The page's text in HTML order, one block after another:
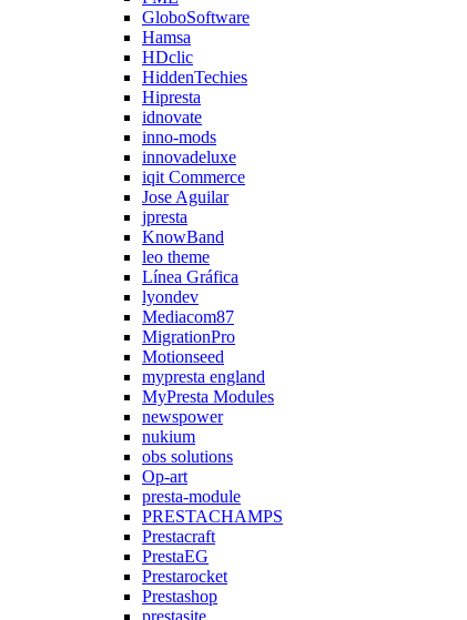
GloboSoftware
Hamsa
HDclic
HiddenTechies
Hipresta
idnovate
inno-mods
innovadeluxe
iqit Commerce
Jose Aguilar
jpresta
KnowBand
leo theme
Línea Gráfica
lyondev
Mediacom87
MigrationPro
Motionseed
mypresta england
MyPresta Modules
newspower
nukium
obs solutions
Op-art
presta-module
PRESTACHAMPS
Prestacraft
PrestaEG
Prestarocket
Prestashop
prestasite